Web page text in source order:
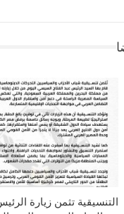
التنسيقية تثمن زيارة